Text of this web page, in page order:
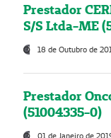
Prestador
S/S Ltda-ME
18 de Outubro de
Prestador
(51004335-0)
01 de Janeiro de